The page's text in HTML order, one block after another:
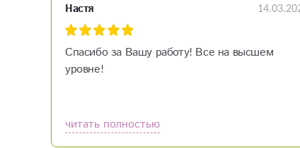
Настя
Спасибо за Вашу работу! Все на высшем
уровне!
читать полностью